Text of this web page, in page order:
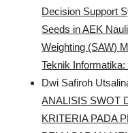
Decision Support
Seeds in AEK
Weighting (SAW)
Teknik
Dwi Safiroh
ANALISIS SWOT
KRITERIA PADA